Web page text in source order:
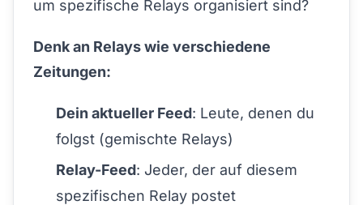
um spezifische Relays organisiert sind?
Denk an Relays wie verschiedene
Zeitungen:
Dein aktueller Feed: Leute, denen du
folgst (gemischte Relays)
Relay-Feed: Jeder, der auf diesem
spezifischen Relay postet